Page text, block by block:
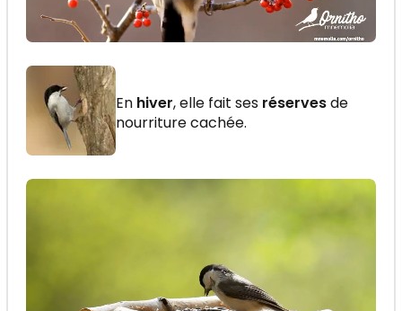
En hiver, elle fait ses réservesde
nourriture cachée.